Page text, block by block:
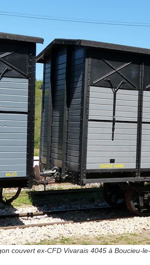
couvert ex-CFD Vivarais 4045 à Boucieu-